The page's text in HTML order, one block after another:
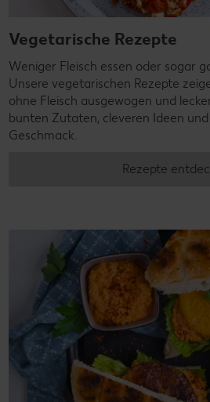
Vegetarische Rezepte
Weniger Fleisch essen oder sogar
Unsere vegetarischen Rezepte
ohne Fleisch ausgewogen und
bunten Zutaten, cleveren Ideen
Geschmack.
Rezepte